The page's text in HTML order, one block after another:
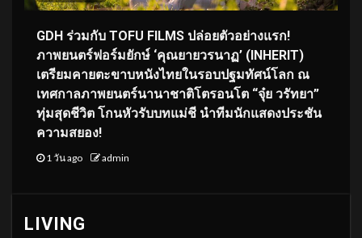
GDH ร่วมกับ TOFU FILMS ปล่อยตัวอย่างแรก!
ภาพยนตร์ฟอร์มยักษ์ ‘คุณยายวรนาฏ’ (INHERIT)
เตรียมคายตะขาบหนังไทยในรอบปฐมทัศน์โลก ณ
เทศกาลภาพยนตร์นานาชาติโตรอนโต “จุ๋ย วรัทยา”
ทุ่มสุดชีวิต โกนหัวรับบทแม่ชี นำทีมนักแสดงประชัน
ความสยอง!
1 วัน ago admin
LIVING